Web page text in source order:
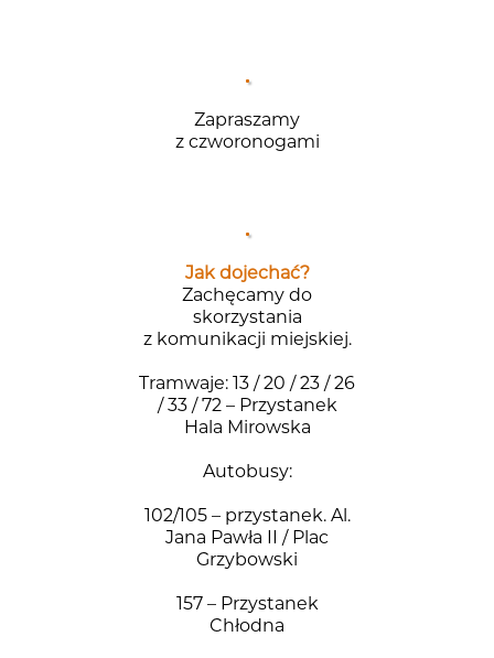
Zapraszamy
z czworonogami
Jak dojechać?
Zachęcamy do
skorzystania
z komunikacji miejskiej.
Tramwaje: 13 / 20 / 23 / 26
/ 33 / 72 – Przystanek
Hala Mirowska
Autobusy:
102/105 – przystanek. Al.
Jana Pawła II / Plac
Grzybowski
157 – Przystanek
Chłodna